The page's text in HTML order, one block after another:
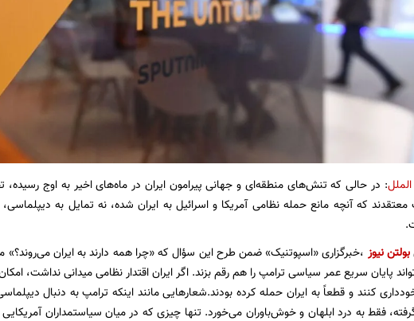
: در حالی که تنش‌های منطقه‌ای و جهانی پیرامون ایران در ماه‌های اخیر به اوج رسیده،
معتقدند که آنچه مانع حمله نظامی آمریکا و اسرائیل به ایران شده، نه تمایل به دیپلماسی،
بولتن نیوز ،خبرگزاری «اسپوتنیک» ضمن طرح این سؤال که «چرا همه دارند به ایران می‌روند؟»
پایان سریع عمر سیاسی ترامپ را هم رقم بزند. اگر ایران اقتدار نظامی میدانی نداشت،
کنند و قطعاً به ایران حمله کرده بودند.شعارهایی مانند اینکه ترامپ به دنبال
فقط به درد ابلهان و خوش‌باوران می‌خورد. تنها چیزی که در میان سیاستمداران